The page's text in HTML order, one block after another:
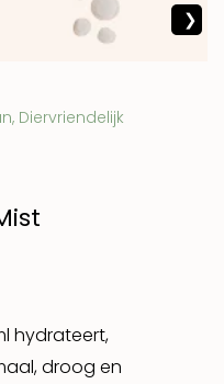
Diervriendelijk
hydrateert,
droog en